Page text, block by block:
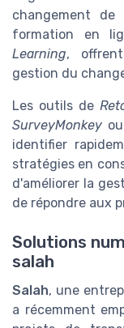
changement de
formation en
Learning,
gestion du
Les outils de
SurveyMonkey ou
identifier
stratégies en
d'améliorer la
de répondre aux
Solutions
salah
Salah, une
a récemment